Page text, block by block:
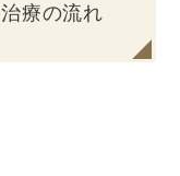
治療の流れ